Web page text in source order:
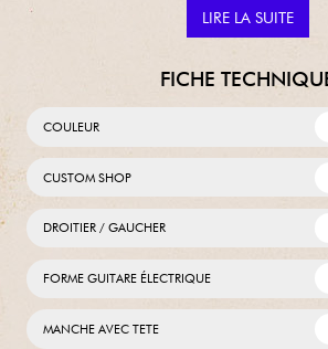
LIRE LA SUITE
FICHE
COULEUR
CUSTOM SHOP
DROITIER / GAUCHER
FORME GUITARE ÉLECTRIQUE
MANCHE AVEC TETE